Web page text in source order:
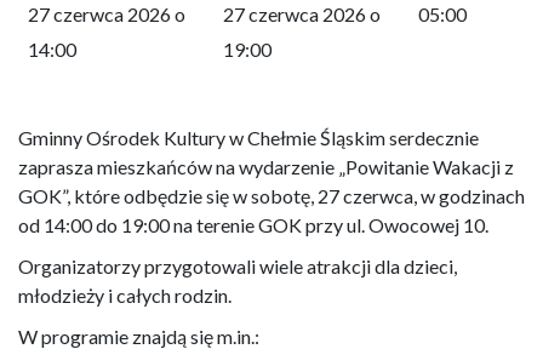
27 czerwca 2026 o
14:00
27 czerwca 2026 o
19:00
05:00
Gminny Ośrodek Kultury w Chełmie Śląskim serdecznie
zaprasza mieszkańców na wydarzenie „Powitanie Wakacji z
GOK”, które odbędzie się w sobotę, 27 czerwca, w godzinach
od 14:00 do 19:00 na terenie GOK przy ul. Owocowej 10.
Organizatorzy przygotowali wiele atrakcji dla dzieci,
młodzieży i całych rodzin.
W programie znajdą się m.in.: